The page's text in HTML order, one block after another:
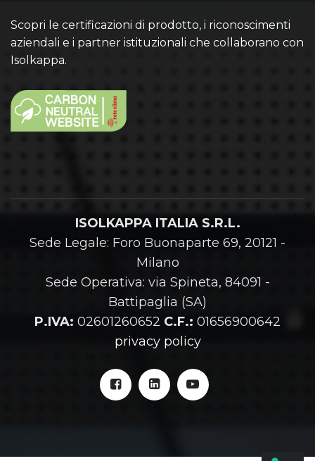
Scopri le certificazioni di prodotto, i riconoscimenti
aziendali e i partner istituzionali che collaborano con
Isolkappa.
ISOLKAPPA ITALIA S.R.L.
Sede Legale: Foro Buonaparte 69, 20121 -
Milano
Sede Operativa: via Spineta, 84091 -
Battipaglia (SA)
P.IVA: 02601260652 C.F.: 01656900642
privacy policy